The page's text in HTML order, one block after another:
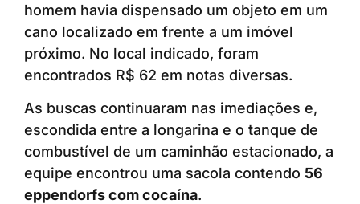
homem havia dispensado um objeto em um
cano localizado em frente a um imóvel
próximo. No local indicado, foram
encontrados R$ 62 em notas diversas.
As buscas continuaram nas imediações e,
escondida entre a longarina e o tanque de
combustível de um caminhão estacionado, a
equipe encontrou uma sacola contendo 56
eppendorfs com cocaína.